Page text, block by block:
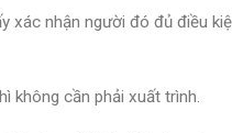
xác nhận người đó đủ điều
không cần phải xuất trình.